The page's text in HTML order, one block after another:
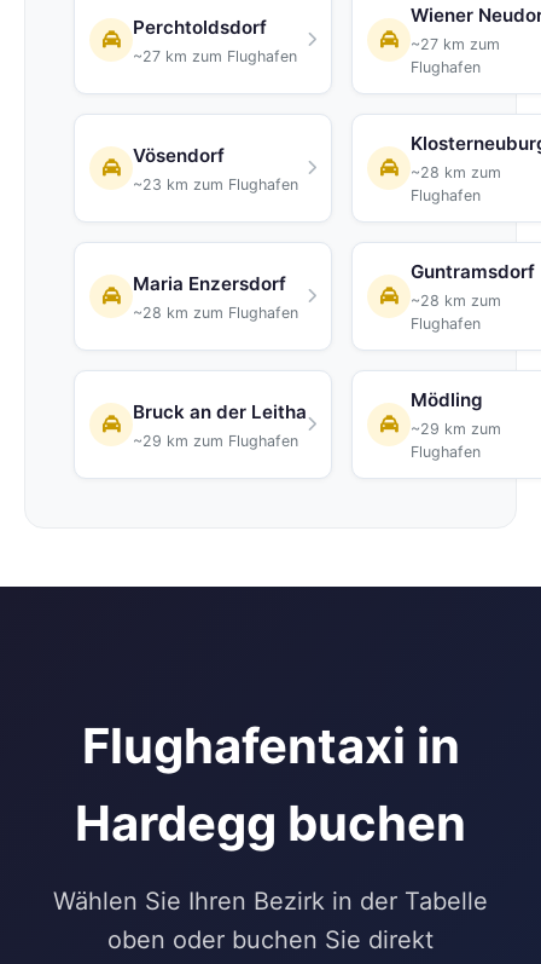
Perchtoldsdorf
~27 km zum Flughafen
Wiener
~27 km zum
Flughafen
Vösendorf
~23 km zum Flughafen
~28 km zum
Flughafen
Maria Enzersdorf
~28 km zum Flughafen
Guntramsdorf
~28 km zum
Flughafen
Bruck an der Leitha
~29 km zum Flughafen
Mödling
~29 km zum
Flughafen
Flughafentaxi in
Hardegg buchen
Wählen Sie Ihren Bezirk in der Tabelle
oben oder buchen Sie direkt